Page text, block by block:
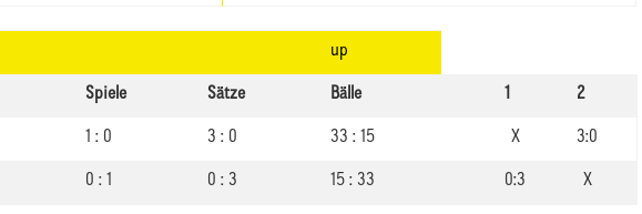
up
Spiele Sätze Bälle 1 2
1 : 0 3 : 0 33 : 15 X 3:0
0 : 1 0 : 3 15 : 33 0:3 X